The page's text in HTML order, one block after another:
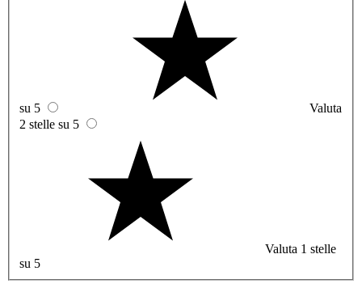
su 5
Valuta
2 stelle su 5
Valuta 1 stelle
su 5